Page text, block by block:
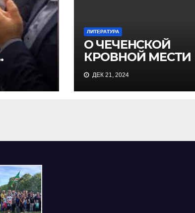
ЛИТЕРАТУРА
О ЧЕЧЕНСКОЙ
КРОВНОЙ МЕСТИ
ДЕК 21, 2024